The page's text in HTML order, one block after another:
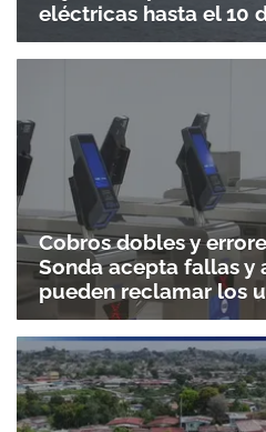
eléctricas hasta el 10
Cobros dobles y
Sonda acepta fallas y
pueden reclamar los